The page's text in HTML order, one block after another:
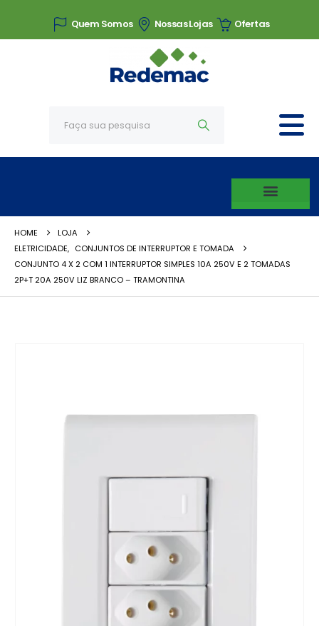
Quem Somos Nossas Lojas Ofertas
HOME
LOJA
ELETRICIDADE, CONJUNTOS DE INTERRUPTOR E TOMADA
CONJUNTO 4 X 2 COM 1 INTERRUPTOR SIMPLES 10A 250V E 2 TOMADAS
2P+T 20A 250V LIZ BRANCO – TRAMONTINA